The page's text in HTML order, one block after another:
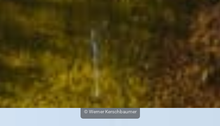
© Werner Kerschbaumer